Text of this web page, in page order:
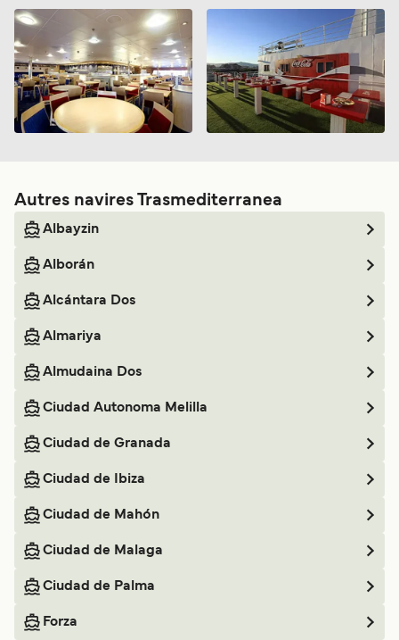
dans les aires de repos ou ont puissent lire voir dormir, se
détendre,se prélasser qu’il n’y ai pas de télévisions,là à ce
moment là je pourrais peut-être être dire que la traversée
était agréable ça n’a pas été le cas au point de penser à
voyager par avion la prochaine fois,d’avan merci de
prendre en considération ce commentaire
Autres navires Trasmediterranea
Albayzin
Alborán
Alcántara Dos
Almariya
Almudaina Dos
Ciudad Autonoma Melilla
Ciudad de Granada
Ciudad de Ibiza
Ciudad de Mahón
Ciudad de Malaga
Ciudad de Palma
Forza